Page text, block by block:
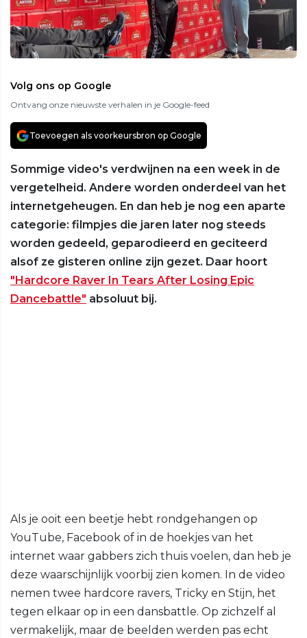
Volg ons op Google
Ontvang onze nieuwste verhalen in je Google-feed
Toevoegen als voorkeursbron op Google
Sommige video's verdwijnen na een week in de
vergetelheid. Andere worden onderdeel van het
internetgeheugen. En dan heb je nog een aparte
categorie: filmpjes die jaren later nog steeds
worden gedeeld, geparodieerd en geciteerd
alsof ze gisteren online zijn gezet. Daar hoort
"Hardcore Raver In Tears After Losing Epic
Dancebattle" absoluut bij.
Als je ooit een beetje hebt rondgehangen op
YouTube, Facebook of in de hoekjes van het
internet waar gabbers zich thuis voelen, dan heb je
deze waarschijnlijk voorbij zien komen. In de video
nemen twee hardcore ravers, Tricky en Stijn, het
tegen elkaar op in een dansbattle. Op zichzelf al
vermakelijk, maar de beelden werden pas echt